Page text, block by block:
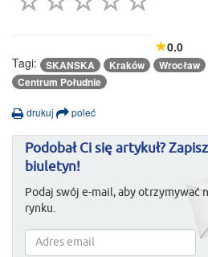
0.0
Tagi:
SKANSKA Kraków Wrocław
Centrum Południe
drukuj poleć
Podobał Ci się artykuł?
biuletyn!
Podaj swój e-mail, aby otrzymywać
rynku.